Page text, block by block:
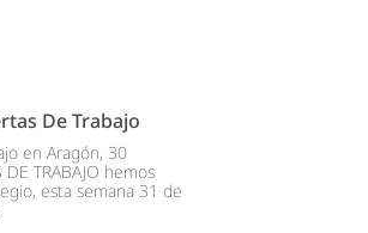
De Trabajo
en Aragón, 30
DE TRABAJO hemos
esta semana 31 de